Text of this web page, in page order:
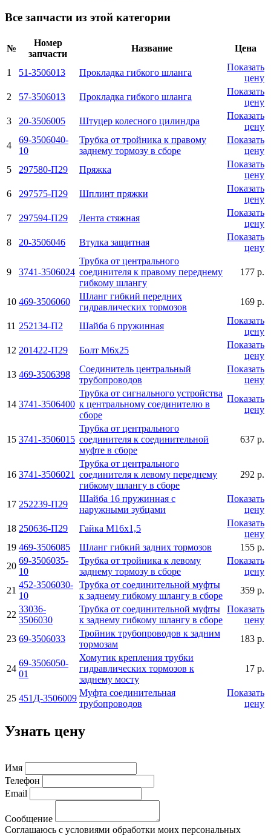
Все запчасти из этой категории
№
Номер
запчасти
Название Цена
1 51-3506013 Прокладка гибкого шланга
Показать
цену
2
57-3506013 Прокладка гибкого шланга
Показать
цену
3
20-3506005 Штуцер колесного цилиндра
Показать
цену
4
69-3506040-
10
Трубка от тройника к правому
заднему тормозу в сборе
Показать
цену
5
297580-П29 Пряжка
Показать
цену
6
297575-П29 Шплинт пряжки
Показать
цену
7
297594-П29 Лента стяжная
Показать
цену
8
20-3506046 Втулка защитная
Показать
цену
9 3741-3506024
Трубка от центрального
соединителя к правому переднему
гибкому шлангу
177 р.
10 469-3506060
Шланг гибкий передних
гидравлических тормозов
169 р.
11 252134-П2 Шайба 6 пружинная
Показать
цену
12 201422-П29 Болт М6х25
Показать
цену
13 469-3506398
Соединитель центральный
трубопроводов
Показать
цену
14 3741-3506400
Трубка от сигнального устройства
к центральному соединителю в
сборе
Показать
цену
15 3741-3506015
Трубка от центрального
соединителя к соединительной
муфте в сборе
637 р.
16 3741-3506021
Трубка от центрального
соединителя к левому переднему
гибкому шлангу в сборе
292 р.
17 252239-П29
Шайба 16 пружинная с
наружными зубцами
Показать
цену
18 250636-П29 Гайка М16х1,5
Показать
цену
19 469-3506085 Шланг гибкий задних тормозов
155 р.
20
69-3506035-
10
Трубка от тройника к левому
заднему тормозу в сборе
Показать
цену
21
452-3506030-
10
Трубка от соединительной муфты
к заднему гибкому шлангу в сборе
359 р.
22
33036-
3506030
Трубка от соединительной муфты
к заднему гибкому шлангу в сборе
Показать
цену
23 69-3506033
Тройник трубопроводов к задним
тормозам
183 р.
24
69-3506050-
01
Хомутик крепления трубки
гидравлических тормозов к
заднему мосту
17 р.
25 451Д-3506009
Муфта соединительная
трубопроводов
Показать
цену
Узнать цену
Имя
Телефон
Email
Сообщение
Соглашаюсь с условиями обработки моих персональных